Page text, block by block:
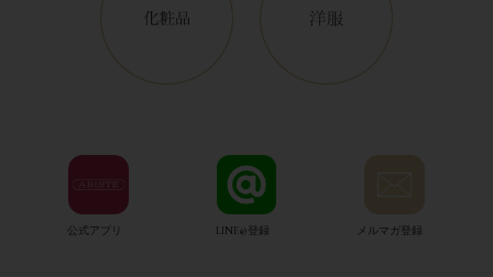
公式アプリ LINE@登録 メルマガ登録